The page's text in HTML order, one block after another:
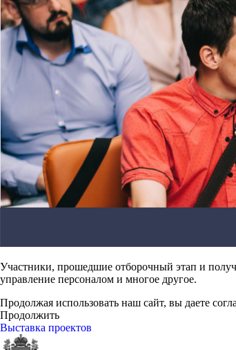
Участники, прошедшие отборочный этап и
управление персоналом и многое другое.
Продолжая использовать наш сайт, вы даете
Продолжить
Выставка проектов